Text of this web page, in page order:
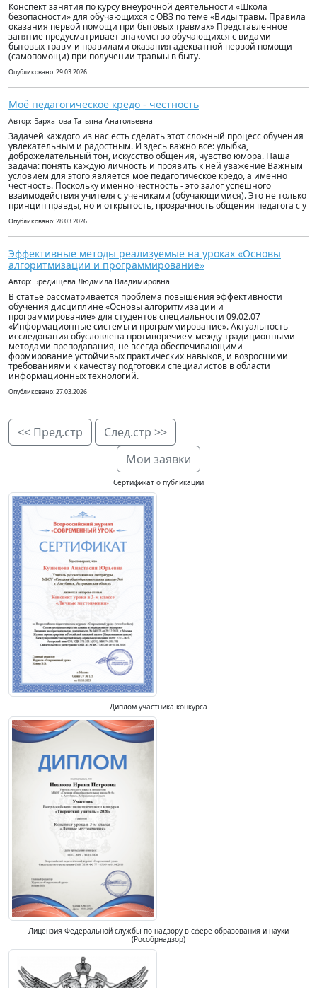
Конспект занятия по курсу внеурочной деятельности «Школа
безопасности» для обучающихся с ОВЗ по теме «Виды травм. Правила
оказания первой помощи при бытовых травмах» Представленное
занятие предусматривает знакомство обучающихся с видами
бытовых травм и правилами оказания адекватной первой помощи
(самопомощи) при получении травмы в быту.
Опубликовано: 29.03.2026
Моё педагогическое кредо - честность
Автор: Бархатова Татьяна Анатольевна
Задачей каждого из нас есть сделать этот сложный процесс обучения
увлекательным и радостным. И здесь важно все: улыбка,
доброжелательный тон, искусство общения, чувство юмора. Наша
задача: понять каждую личность и проявить к ней уважение Важным
условием для этого является мое педагогическое кредо, а именно
честность. Поскольку именно честность - это залог успешного
взаимодействия учителя с учениками (обучающимися). Это не только
принцип правды, но и открытость, прозрачность общения педагога с у
Опубликовано: 28.03.2026
Эффективные методы реализуемые на уроках «Основы
алгоритмизации и программирование»
Автор: Бредищева Людмила Владимировна
В статье рассматривается проблема повышения эффективности
обучения дисциплине «Основы алгоритмизации и
программирование» для студентов специальности 09.02.07
«Информационные системы и программирование». Актуальность
исследования обусловлена противоречием между традиционными
методами преподавания, не всегда обеспечивающими
формирование устойчивых практических навыков, и возросшими
требованиями к качеству подготовки специалистов в области
информационных технологий.
Опубликовано: 27.03.2026
<< Пред.стр
След.стр >>
Мои заявки
Сертификат о публикации
Диплом участника конкурса
Лицензия Федеральной службы по надзору в сфере образования и науки
(Рособрнадзор)